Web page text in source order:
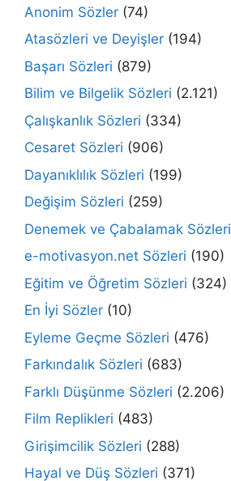
Anonim Sözler (74)
Atasözleri ve Deyişler (194)
Başarı Sözleri (879)
Bilim ve Bilgelik Sözleri (2.121)
Çalışkanlık Sözleri (334)
Cesaret Sözleri (906)
Dayanıklılık Sözleri (199)
Değişim Sözleri (259)
Denemek ve Çabalamak Sözleri
e-motivasyon.net Sözleri (190)
Eğitim ve Öğretim Sözleri (324)
En İyi Sözler (10)
Eyleme Geçme Sözleri (476)
Farkındalık Sözleri (683)
Farklı Düşünme Sözleri (2.206)
Film Replikleri (483)
Girişimcilik Sözleri (288)
Hayal ve Düş Sözleri (371)